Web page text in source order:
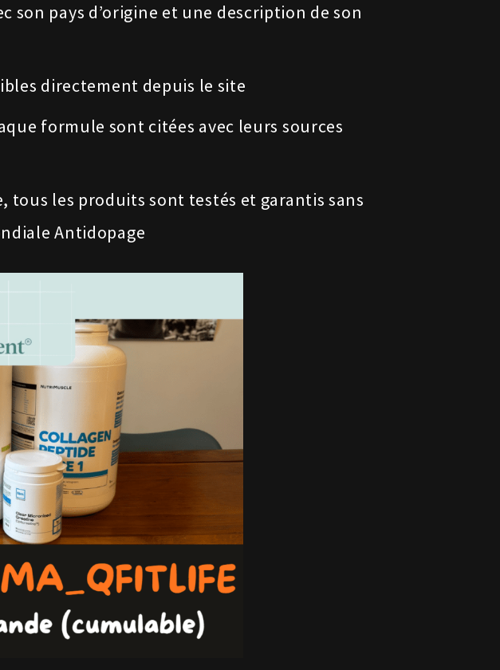
son pays d’origine et une description de son
directement depuis le site
formule sont citées avec leurs sources
tous les produits sont testés et garantis sans
Antidopage